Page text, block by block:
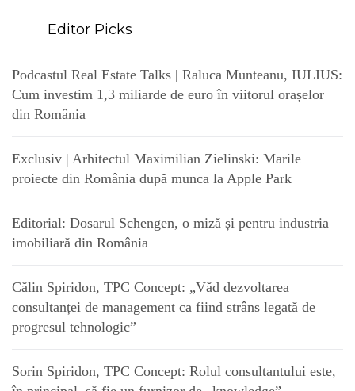
Editor Picks
Podcastul Real Estate Talks | Raluca Munteanu, IULIUS:
Cum investim 1,3 miliarde de euro în viitorul orașelor
din România
Exclusiv | Arhitectul Maximilian Zielinski: Marile
proiecte din România după munca la Apple Park
Editorial: Dosarul Schengen, o miză și pentru industria
imobiliară din România
Călin Spiridon, TPC Concept: „Văd dezvoltarea
consultanței de management ca fiind strâns legată de
progresul tehnologic”
Sorin Spiridon, TPC Concept: Rolul consultantului este,